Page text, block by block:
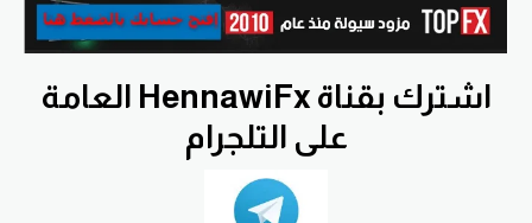
اشترك بقناة HennawiFx العامة
على التلجرام